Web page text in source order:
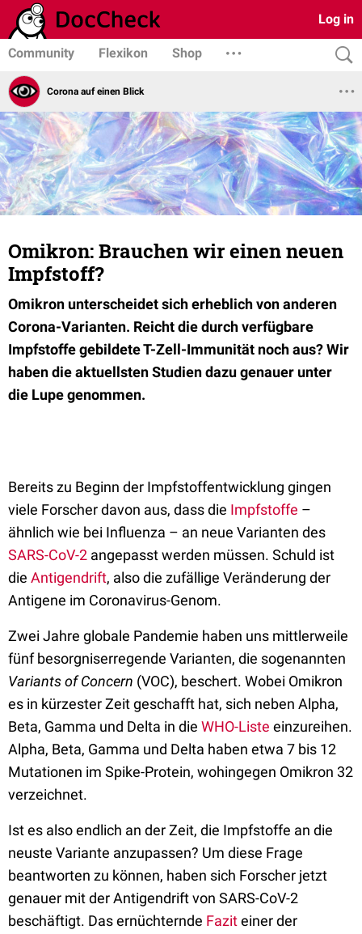
Log in
Community Flexikon Shop
Corona auf einen Blick
Omikron: Brauchen wir einen neuen
Impfstoff?
Omikron unterscheidet sich erheblich von anderen
Corona-Varianten. Reicht die durch verfügbare
Impfstoffe gebildete T-Zell-Immunität noch aus? Wir
haben die aktuellsten Studien dazu genauer unter
die Lupe genommen.
Bereits zu Beginn der Impfstoffentwicklung gingen
viele Forscher davon aus, dass die Impfstoffe –
ähnlich wie bei Influenza – an neue Varianten des
SARS-CoV-2 angepasst werden müssen. Schuld ist
die Antigendrift, also die zufällige Veränderung der
Antigene im Coronavirus-Genom.
Zwei Jahre globale Pandemie haben uns mittlerweile
fünf besorgniserregende Varianten, die sogenannten
Variants of Concern (VOC), beschert. Wobei Omikron
es in kürzester Zeit geschafft hat, sich neben Alpha,
Beta, Gamma und Delta in die WHO-Liste einzureihen.
Alpha, Beta, Gamma und Delta haben etwa 7 bis 12
Mutationen im Spike-Protein, wohingegen Omikron 32
verzeichnet.
Ist es also endlich an der Zeit, die Impfstoffe an die
neuste Variante anzupassen? Um diese Frage
beantworten zu können, haben sich Forscher jetzt
genauer mit der Antigendrift von SARS-CoV-2
beschäftigt. Das ernüchternde Faziteiner der